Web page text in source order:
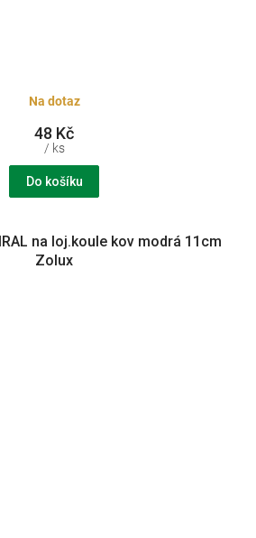
Na dotaz
48 Kč
/ ks
Do košíku
na loj.koule kov modrá 11cm
Zolux